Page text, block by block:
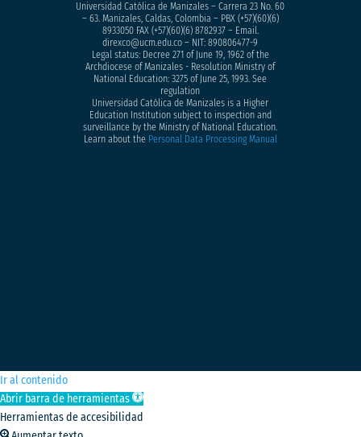
Universidad Católica de Manizales – Carrera 23 No. 60
– 63. Manizales, Caldas, Colombia – PBX (+57)(60)(6)
8933050FAX (+57)(60)(6) 8782937 – Email.
direxco@ucm.edu.co – NIT: 890806477-9
Legal status: Decree 271 of June 19, 1962 of the
Archdiocese of Manizales - Resolution Ministry of
National Education: 3275 of June 25, 1993. See
regulation
Universidad Católica de Manizales is a Higher
Education Institution subject to inspection and
surveillance by the Ministry of National Education.
Learn about the Personal Data Processing Manual
Ir al contenido
Abrir barra de herramientas
Herramientas de accesibilidad